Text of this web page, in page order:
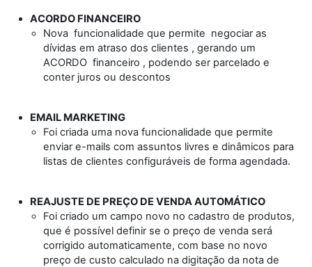
ACORDO FINANCEIRO
Nova funcionalidade que permite negociar as
dívidas em atraso dos clientes , gerando um
ACORDO financeiro , podendo ser parcelado e
conter juros ou descontos
EMAIL MARKETING
Foi criada uma nova funcionalidade que permite
enviar e-mails com assuntos livres e dinâmicos para
listas de clientes configuráveis de forma agendada.
REAJUSTE DE PREÇO DE VENDA AUTOMÁTICO
Foi criado um campo novo no cadastro de produtos,
que é possível definir se o preço de venda será
corrigido automaticamente, com base no novo
preço de custo calculado na digitação da nota de